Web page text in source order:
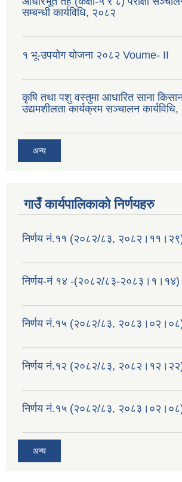
सम्बन्धी कार्यविधि, २०८२
१ भू-उपयोग योजना २०८२ Voume- II
कृषि तथा पशु वस्तुमा आधारित साना
उद्यमशीलता कार्यक्रम सञ्चालन
अन्य
गाउँ कार्यपालिकाको निर्णयहरु
निर्णय नं.११ (२०८२/८३,
निर्णय-नं १४ -(२०८२/८३-२०८३।१।१४)
निर्णय नं.१५ (२०८२/८३,
निर्णय नं.१२ (२०८२/८३,
निर्णय नं.१५ (२०८२/८३,
अन्य